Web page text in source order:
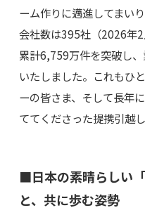
ーム作りに邁進してまい
会社数は395社（2026年
累計6,759万件を突破し
いたしました。これもひ
ーの皆さま、そして長年
ててくださった提携引越
■日本の素晴らしい
と、共に歩む姿勢